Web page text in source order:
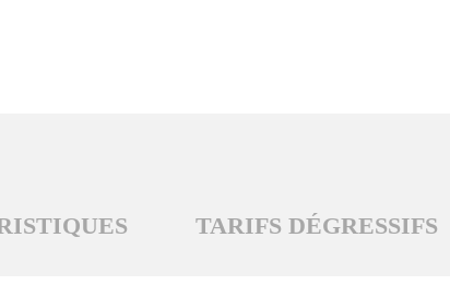
TARIFS DÉGRESSIFS